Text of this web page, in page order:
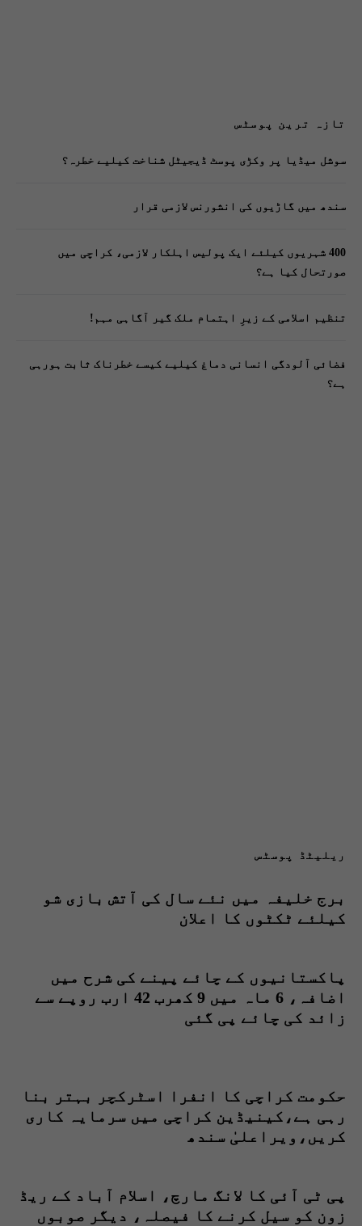
تازہ ترین پوسٹس
سوشل میڈیا پر وکڑی پوسٹ ڈیجیٹل شناخت کیلیے خطرہ؟
سندھ میں گاڑیوں کی انشورنس لازمی قرار
400 شہریوں کیلئے ایک پولیس اہلکار لازمی، کراچی میں
صورتحال کیا ہے؟
تنظیم اسلامی کے زیرِ اہتمام ملک گیر آگاہی مہم!
فضائی آلودگی انسانی دماغ کیلیے کیسے خطرناک ثابت ہورہی
ہے؟
ریلیٹڈ پوسٹس
برج خلیفہ میں نئے سال کی آتش بازی شو
کیلئے ٹکٹوں کا اعلان
پاکستانیوں کے چائے پینے کی شرح میں
اضافہ، 6 ماہ میں 9 کھرب 42 ارب روپے سے
زائد کی چائے پی گئی
حکومت کراچی کا انفرا اسٹرکچر بہتر بنا
رہی ہے،کینیڈین کراچی میں سرمایہ کاری
کریں،ویراعلیٰ سندھ
پی ٹی آئی کا لانگ مارچ، اسلام آباد کے ریڈ
زون کو سیل کرنے کا فیصلہ، دیگر صوبوں